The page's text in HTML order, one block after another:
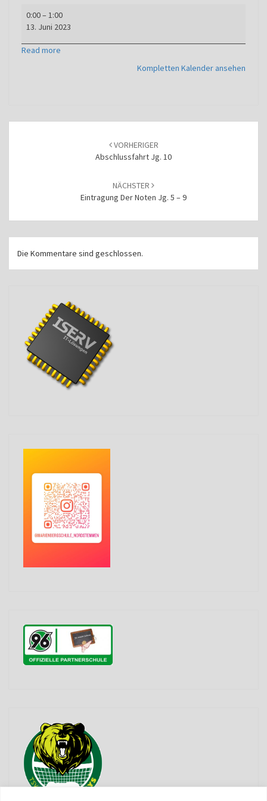
der
Noten
Abgänger
0:00– 1:00
13. Juni 2023
Read more
Kompletten Kalender ansehen
VORHERIGER
Abschlussfahrt Jg. 10
NÄCHSTER
Eintragung Der Noten Jg. 5 – 9
Die Kommentare sind geschlossen.